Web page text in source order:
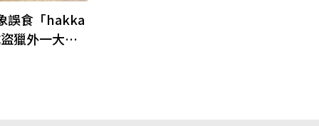
誤食「hakka
獵外一大死